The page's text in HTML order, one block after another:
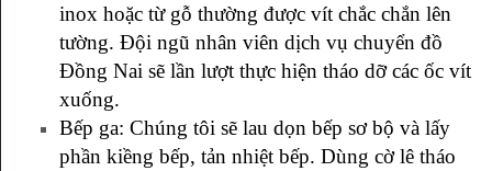
inox hoặc từ gỗ thường được vít chắc chắn lên
tường. Đội ngũ nhân viên dịch vụ chuyển đồ
Đồng Nai sẽ lần lượt thực hiện tháo dỡ các ốc vít
xuống.
Bếp ga: Chúng tôi sẽ lau dọn bếp sơ bộ và lấy
phần kiềng bếp, tản nhiệt bếp. Dùng cờ lê tháo